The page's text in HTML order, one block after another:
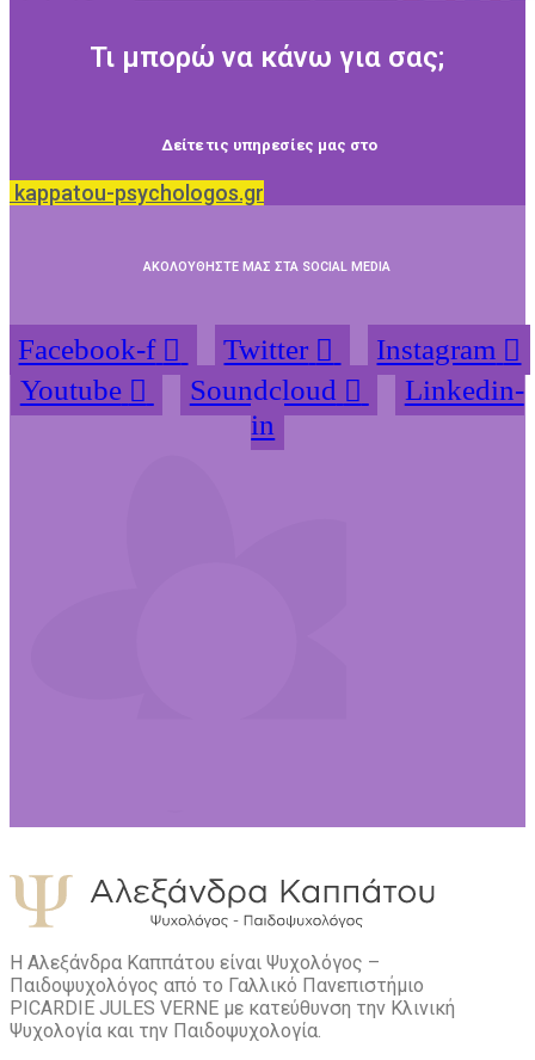
Τι μπορώ να κάνω για σας;
Δείτε τις υπηρεσίες μας στο
kappatou-psychologos.gr
ΑΚΟΛΟΥΘΗΣΤΕ ΜΑΣ ΣΤΑ SOCIAL MEDIA
Facebook-f Twitter
Instagram
Youtube
Soundcloud
Linkedin-
in
Η Αλεξάνδρα Καππάτου είναι Ψυχολόγος –
Παιδοψυχολόγος από το Γαλλικό Πανεπιστήμιο
PICARDIE JULES VERNE με κατεύθυνση την Kλινική
Ψυχολογία και την Παιδοψυχολογία.